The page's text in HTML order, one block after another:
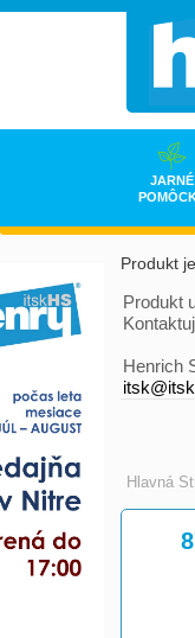
Produkt
Produkt
Henrich
Hlavná
JARNÉ